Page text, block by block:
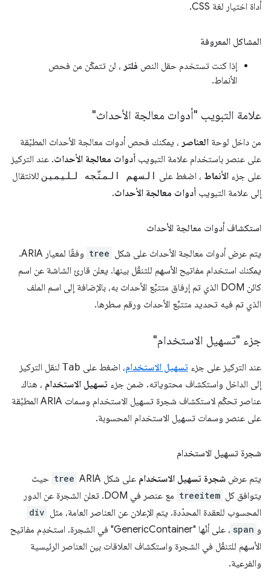
أداة اختيار لغة CSS.
المشاكل المعروفة
إذا كنت تستخدم حقل النص فلتر ، لن تتمكّن من فحص
الأنماط.
علامة التبويب "أدوات معالجة الأحداث"
من داخل لوحة العناصر ، يمكنك فحص أدوات معالجة الأحداث المطبّقة
على عنصر باستخدام علامة التبويب أدوات معالجة الأحداث. عند التركيز
على جزء الأنماط ، اضغط على السهم المتّجه لليمينللانتقال
إلى علامة التبويب أدوات معالجة الأحداث.
استكشاف أدوات معالجة الأحداث
يتم عرض أدوات معالجة الأحداث على شكل tree
وفقًا لمعيار ARIA.
يمكنك استخدام مفاتيح الأسهم للتنقّل بينها. يعلن قارئ الشاشة عن اسم
كائن DOM الذي تم إرفاق متتبِّع الأحداث به، بالإضافة إلى اسم الملف
الذي تم فيه تحديد متتبِّع الأحداث ورقم سطرها.
جزء "تسهيل الاستخدام"
عند التركيز على جزء تسهيل الاستخدام، اضغط على Tab لنقل التركيز
إلى الداخل واستكشاف محتوياته. ضمن جزء تسهيل الاستخدام ، هناك
عناصر تحكّم لاستكشاف شجرة تسهيل الاستخدام وسمات ARIA المطبّقة
على عنصر وسمات تسهيل الاستخدام المحسوبة.
شجرة تسهيل الاستخدام
يتم عرض شجرة تسهيل الاستخدام على شكل ARIA tree حيث
يتوافق كل treeitem
مع عنصر في DOM. تعلن الشجرة عن الدور
المحسوب للعقدة المحدّدة. يتم الإعلان عن العناصر العامة، مثل div
و span
، على أنّها "GenericContainer" في الشجرة. استخدِم مفاتيح
الأسهم للتنقّل في الشجرة واستكشاف العلاقات بين العناصر الرئيسية
والفرعية.